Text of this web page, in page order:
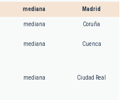
mediana Madrid
mediana Coruña
mediana Cuenca
mediana Ciudad Real